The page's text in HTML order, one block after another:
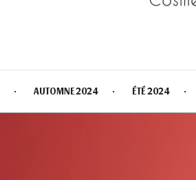
AUTOMNE 2024 ÉTÉ 2024